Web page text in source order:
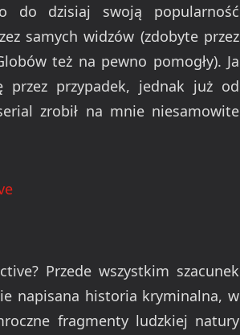
do dzisiaj swoją popularność
samych widzów (zdobyte przez
też na pewno pomogły). Ja
przez przypadek, jednak już od
zrobił na mnie niesamowite
Przede wszystkim szacunek
napisana historia kryminalna, w
fragmenty ludzkiej natury